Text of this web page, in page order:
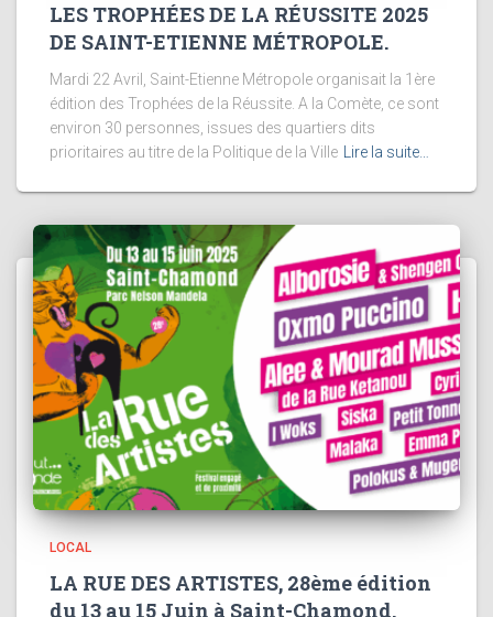
LES TROPHÉES DE LA RÉUSSITE 2025
DE SAINT-ETIENNE MÉTROPOLE.
Mardi 22 Avril, Saint-Etienne Métropole organisait la 1ère
édition des Trophées de la Réussite. A la Comète, ce sont
environ 30 personnes, issues des quartiers dits
prioritaires au titre de la Politique de la Ville Lire la suite…
LOCAL
LA RUE DES ARTISTES, 28ème édition
du 13 au 15 Juin à Saint-Chamond.